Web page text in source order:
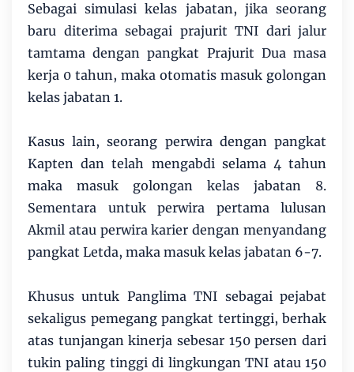
Sebagai simulasi kelas jabatan, jika seorang
baru diterima sebagai prajurit TNI dari jalur
tamtama dengan pangkat Prajurit Dua masa
kerja 0 tahun, maka otomatis masuk golongan
kelas jabatan 1.
Kasus lain, seorang perwira dengan pangkat
Kapten dan telah mengabdi selama 4 tahun
maka masuk golongan kelas jabatan 8.
Sementara untuk perwira pertama lulusan
Akmil atau perwira karier dengan menyandang
pangkat Letda, maka masuk kelas jabatan 6-7.
Khusus untuk Panglima TNI sebagai pejabat
sekaligus pemegang pangkat tertinggi, berhak
atas tunjangan kinerja sebesar 150 persen dari
tukin paling tinggi di lingkungan TNI atau 150